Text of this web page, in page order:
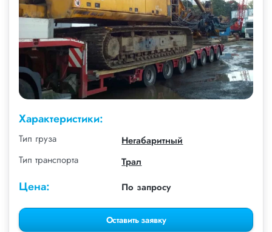
Характеристики:
Тип груза
Негабаритный
Тип транспорта
Трал
Цена: По запросу
Оставить заявку